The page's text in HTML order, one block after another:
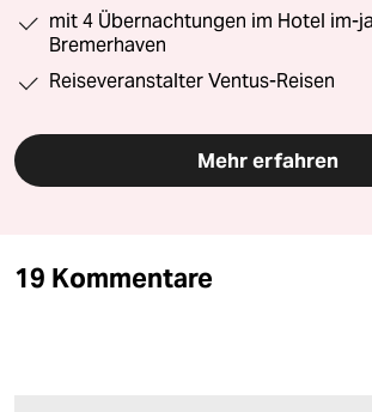
mit 4 Übernachtungen im Hotel im-
Bremerhaven
Reiseveranstalter Ventus-Reisen
Mehr erfahren
19 Kommentare